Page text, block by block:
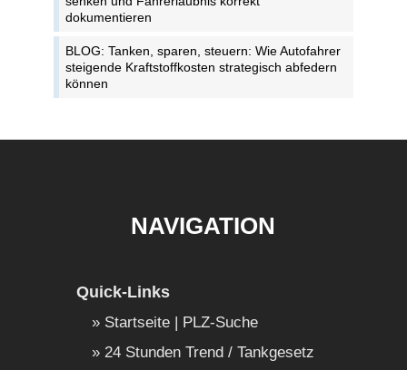
dokumentieren
BLOG: Tanken, sparen, steuern: Wie Autofahrer
steigende Kraftstoffkosten strategisch abfedern
können
NAVIGATION
Quick-Links
Startseite | PLZ-Suche
24 Stunden Trend / Tankgesetz